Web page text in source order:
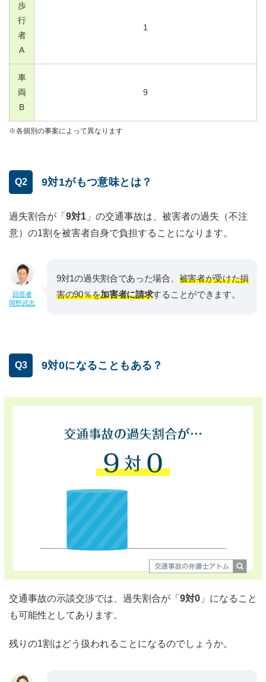
歩
行
者
A
1
車
両
B
9
※各個別の事案によって異なります
Q2 9対1がもつ意味とは？
過失割合が「 9対1 」の交通事故は、被害者の過失（不注
意）の1割を被害者自身で負担することになります。
回答者
岡野武志
9対1の過失割合であった場合、 被害者が受けた損
害の90％を加害者に請求することができます。
Q3 9対0になることもある？
交通事故の示談交渉では、過失割合が「 9対0 」になること
も可能性としてあります。
残りの1割はどう扱われることになるのでしょうか。